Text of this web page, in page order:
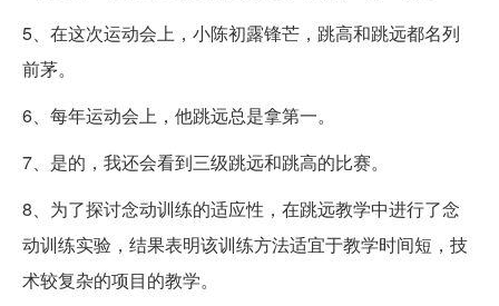
5、在这次运动会上，小陈初露锋芒，跳高和跳远都名列
前茅。
6、每年运动会上，他跳远总是拿第一。
7、是的，我还会看到三级跳远和跳高的比赛。
8、为了探讨念动训练的适应性，在跳远教学中进行了念
动训练实验，结果表明该训练方法适宜于教学时间短，技
术较复杂的项目的教学。